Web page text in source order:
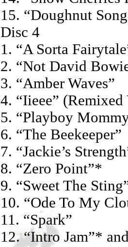
15. “Doughnut
Disc 4
1. “A Sorta
2. “Not David
3. “Amber Waves”
4. “Iieee” (Remixed
5. “Playboy
6. “The Beekeeper”
7. “Jackie’s
8. “Zero Point”*
9. “Sweet The
10. “Ode To My
11. “Spark”
12. “Intro Jam”*